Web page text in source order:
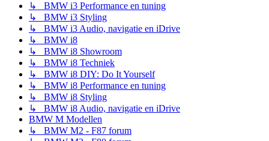
↳ BMW i3 Performance en tuning
↳ BMW i3 Styling
↳ BMW i3 Audio, navigatie en iDrive
↳ BMW i8
↳ BMW i8 Showroom
↳ BMW i8 Techniek
↳ BMW i8 DIY: Do It Yourself
↳ BMW i8 Performance en tuning
↳ BMW i8 Styling
↳ BMW i8 Audio, navigatie en iDrive
BMW M Modellen
↳ BMW M2 - F87 forum